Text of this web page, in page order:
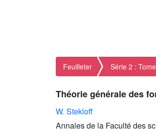
Feuilleter Série 2 :
Théorie générale des
W. Stekloff
Annales de la Faculté des